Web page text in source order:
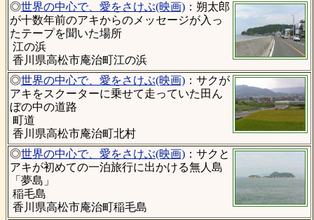
◎世界の中心で、愛をさけぶ(映画)：朔太郎
が十数年前のアキからのメッセージが入っ
たテープを聞いた場所
江の浜
香川県高松市庵治町江の浜
◎世界の中心で、愛をさけぶ(映画)：サクが
アキをスクーターに乗せて走っていた田ん
ぼの中の道路
町道
香川県高松市庵治町北村
◎世界の中心で、愛をさけぶ(映画)：サクと
アキが初めての一泊旅行に出かける無人島
「夢島」
稲毛島
香川県高松市庵治町稲毛島